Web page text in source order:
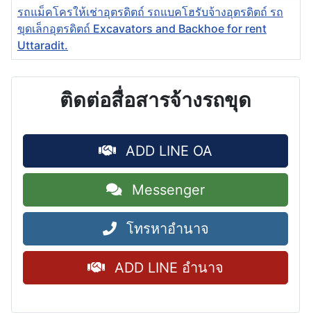
รถแม็คโครให้เช่าอุตรดิตถ์ รถแบคโฮรับจ้างอุตรดิตถ์ รถ
ขุดเล็กอุตรดิตถ์ Excavators and Backhoe for rent
Uttaradit.
ติดต่อสื่อสารจ้างรถขุด
ADD LINE OA
Messenger
โทรหาอำนาจ
ADD LINE อำนาจ